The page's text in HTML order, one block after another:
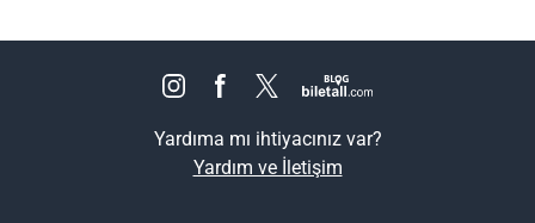
Yardıma mı ihtiyacınız var?
Yardım ve İletişim